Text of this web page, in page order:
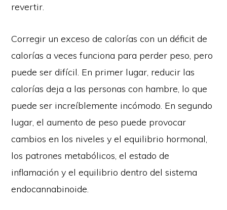
revertir.
Corregir un exceso de calorías con un déficit de
calorías a veces funciona para perder peso, pero
puede ser difícil. En primer lugar, reducir las
calorías deja a las personas con hambre, lo que
puede ser increíblemente incómodo. En segundo
lugar, el aumento de peso puede provocar
cambios en los niveles y el equilibrio hormonal,
los patrones metabólicos, el estado de
inflamación y el equilibrio dentro del sistema
endocannabinoide.